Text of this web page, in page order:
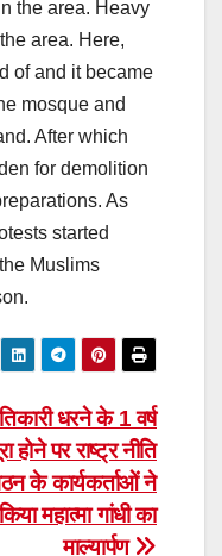
the area. Heavy
area. Here,
of and it became
mosque and
After which
for demolition
As
started
Muslims
धरने के 1 वर्ष
होने पर राष्ट्र नीति
के कार्यकर्ताओं ने
महात्मा गांधी का
माल्यार्पण